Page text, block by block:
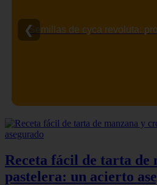
Semillas de cyca revoluta:
❮
Receta fácil de tarta de
pastelera: un acierto